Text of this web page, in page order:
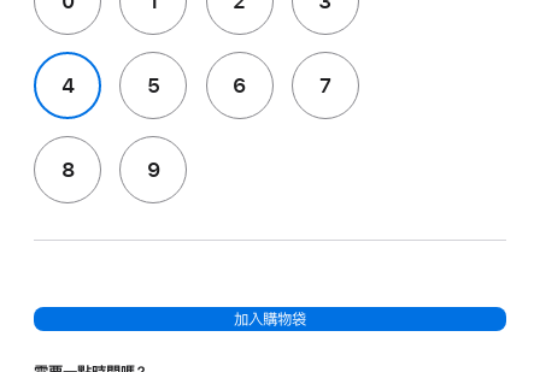
4 5 6 7
8 9
加入購物袋